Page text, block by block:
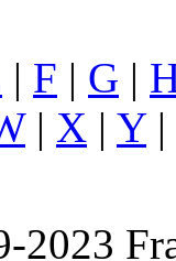
| F | G |
| X | Y|